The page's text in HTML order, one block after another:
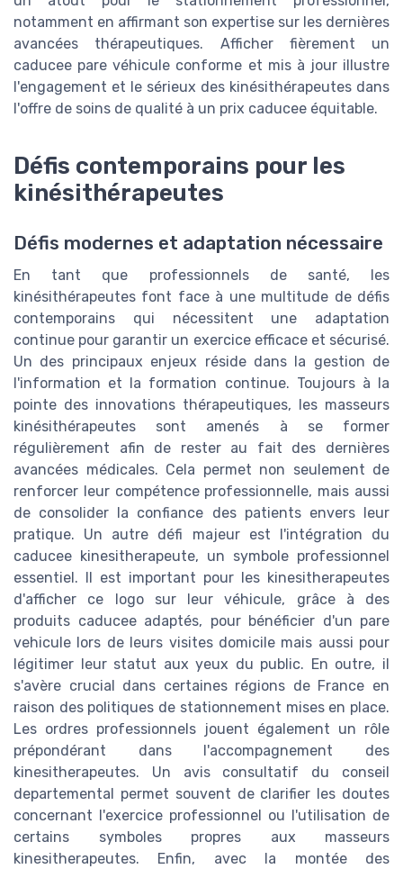
notamment en affirmant son expertise sur les dernières
avancées thérapeutiques. Afficher fièrement un
caducee pare véhicule conforme et mis à jour illustre
l'engagement et le sérieux des kinésithérapeutes dans
l'offre de soins de qualité à un prix caducee équitable.
Défis contemporains pour les
kinésithérapeutes
Défis modernes et adaptation nécessaire
En tant que professionnels de santé, les
kinésithérapeutes font face à une multitude de défis
contemporains qui nécessitent une adaptation
continue pour garantir un exercice efficace et sécurisé.
Un des principaux enjeux réside dans la gestion de
l'information et la formation continue. Toujours à la
pointe des innovations thérapeutiques, les masseurs
kinésithérapeutes sont amenés à se former
régulièrement afin de rester au fait des dernières
avancées médicales. Cela permet non seulement de
renforcer leur compétence professionnelle, mais aussi
de consolider la confiance des patients envers leur
pratique. Un autre défi majeur est l'intégration du
caducee kinesitherapeute, un symbole professionnel
essentiel. Il est important pour les kinesitherapeutes
d'afficher ce logo sur leur véhicule, grâce à des
produits caducee adaptés, pour bénéficier d'un pare
vehicule lors de leurs visites domicile mais aussi pour
légitimer leur statut aux yeux du public. En outre, il
s'avère crucial dans certaines régions de France en
raison des politiques de stationnement mises en place.
Les ordres professionnels jouent également un rôle
prépondérant dans l'accompagnement des
kinesitherapeutes. Un avis consultatif du conseil
departemental permet souvent de clarifier les doutes
concernant l'exercice professionnel ou l'utilisation de
certains symboles propres aux masseurs
kinesitherapeutes. Enfin, avec la montée des